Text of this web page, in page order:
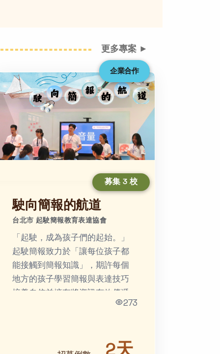
更多專案 ►
企業合作
募集 3 校
駛向簡報的航道
台北市 起駛簡報教育表達協會
「起駛，成為孩⼦們的起始。」
起駛簡報致力於「讓每位孩子都
能接觸到簡報知識」，期許每個
地方的孩子學習簡報與表達技巧
273